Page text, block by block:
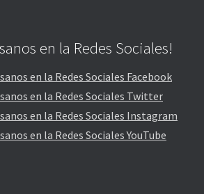
en la Redes Sociales!